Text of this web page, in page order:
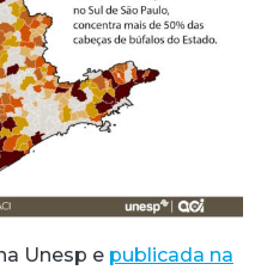
Unesp e publicada na